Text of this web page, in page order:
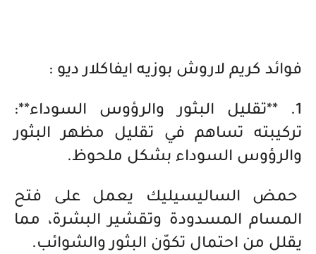
فوائد كريم لاروش بوزيه ايفاكلار ديو :
1. **تقليل البثور والرؤوس السوداء**:
تركيبته تساهم في تقليل مظهر البثور
والرؤوس السوداء بشكل ملحوظ.
حمض الساليسيليك يعمل على فتح
المسام المسدودة وتقشير البشرة، مما
يقلل من احتمال تكوّن البثور والشوائب.